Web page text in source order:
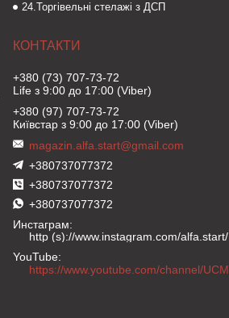
24.Торгівельні стелажі з ДСП
+380 (73) 707-73-72
Life з 9:00 до 17:00 (Viber)
+380 (97) 707-73-72
Київстар з 9:00 до 17:00 (Viber)
magazin.alfa.start@gmail.com
+380737077372
+380737077372
+380737077372
Инстаграм
http (s)://www.instagram.com/alfa.start/
YouTube